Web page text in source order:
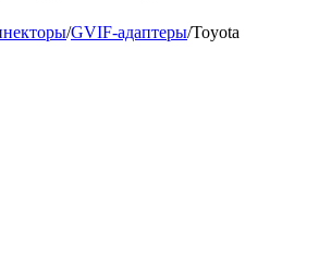
/GVIF-адаптеры/Toyota